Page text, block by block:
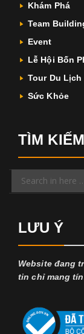
Khám Phá
Team
Event
Lễ Hội Bốn
Tour Du Lịch
Sức Khỏe
TÌM KIẾM
Search
LƯU Ý
Website đang
tin chỉ mang